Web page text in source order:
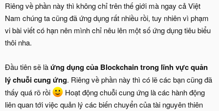
Riêng về phần này thì không chỉ trên thế giới mà ngay cả Việt
Nam chúng ta cũng đã ứng dụng rất nhiều rồi, tuy nhiên vì phạm
vi bài viết có hạn nên mình chỉ nêu lên một số ứng dụng tiêu biểu
thôi nha.
Đầu tiên sẽ làứng dụng của Blockchain trong lĩnh vực quản
lý chuỗi cung ứng. Riêng về phần này thì có lẽ các bạn cũng đã
thấy quá rõ rồi
Hoạt động chuỗi cung ứng là các hành động
liên quan tới việc quản lý các biến chuyển của tài nguyên thiên